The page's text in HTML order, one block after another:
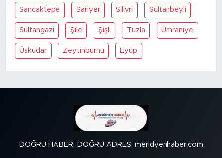
Sancaktepe Sariyer Silivri Sultanbeyli
Sultangazi Şile Şişli Tuzla Ümraniye
Üsküdar Zeytinburnu Eyüp
DOĞRU HABER, DOĞRU ADRES: meridyenhaber.com